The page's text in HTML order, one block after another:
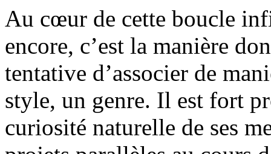
Au cœur de cette boucle
encore, c’est la manière
tentative d’associer de
style, un genre. Il est fort
curiosité naturelle de ses